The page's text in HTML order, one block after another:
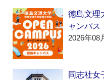
徳島文
ャンパ
2026年08
同志社